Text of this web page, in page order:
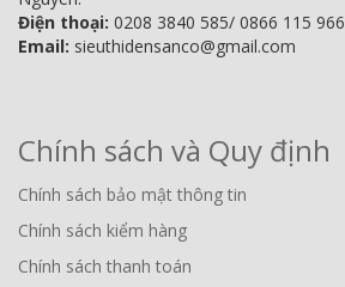
Điện thoại: 0208 3840 585/ 0866 115 966
Email: sieuthidensanco@gmail.com
Chính sách và Quy định
Chính sách bảo mật thông tin
Chính sách kiểm hàng
Chính sách thanh toán